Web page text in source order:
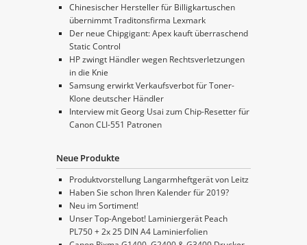
Chinesischer Hersteller für Billigkartuschen
übernimmt Traditonsfirma Lexmark
Der neue Chipgigant: Apex kauft überraschend
Static Control
HP zwingt Händler wegen Rechtsverletzungen
in die Knie
Samsung erwirkt Verkaufsverbot für Toner-
Klone deutscher Händler
Interview mit Georg Usai zum Chip-Resetter für
Canon CLI-551 Patronen
Neue Produkte
Produktvorstellung Langarmheftgerät von Leitz
Haben Sie schon Ihren Kalender für 2019?
Neu im Sortiment!
Unser Top-Angebot! Laminiergerät Peach
PL750 + 2x 25 DIN A4 Laminierfolien